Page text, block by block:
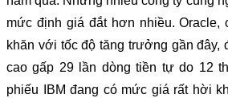
mức định giá đắt hơn nhiều. Oracle,
khăn với tốc độ tăng trưởng gần đây,
cao gấp 29 lần dòng tiền tự do 12
phiếu IBM đang có mức giá rất hời